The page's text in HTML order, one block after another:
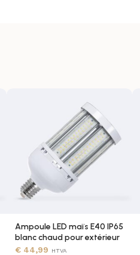
Ampoule LED maïs E40 IP65
blanc chaud pour extérieur
€ 44,99 HTVA